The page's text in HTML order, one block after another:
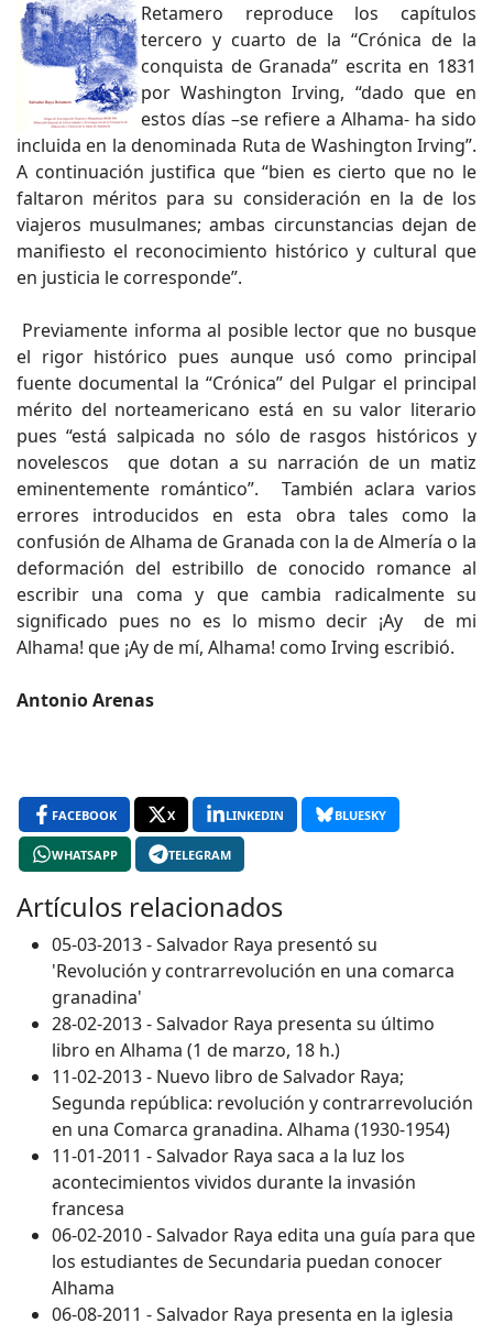
Retamero reproduce los capítulos
tercero y cuarto de la “Crónica de la
conquista de Granada” escrita en 1831
por Washington Irving, “dado que en
estos días –se refiere a Alhama- ha sido
incluida en la denominada Ruta de Washington Irving”.
A continuación justifica que “bien es cierto que no le
faltaron méritos para su consideración en la de los
viajeros musulmanes; ambas circunstancias dejan de
manifiesto el reconocimiento histórico y cultural que
en justicia le corresponde”.
Previamente informa al posible lector que no busque
el rigor histórico pues aunque usó como principal
fuente documental la “Crónica” del Pulgar el principal
mérito del norteamericano está en su valor literario
pues “está salpicada no sólo de rasgos históricos y
novelescos que dotan a su narración de un matiz
eminentemente romántico”. También aclara varios
errores introducidos en esta obra tales como la
confusión de Alhama de Granada con la de Almería o la
deformación del estribillo de conocido romance al
escribir una coma y que cambia radicalmente su
significado pues no es lo mismo decir ¡Ay de mi
Alhama! que ¡Ay de mí, Alhama! como Irving escribió.
Antonio Arenas
FACEBOOK X LINKEDIN BLUESKY
WHATSAPP TELEGRAM
Artículos relacionados
05-03-2013 - Salvador Raya presentó su
'Revolución y contrarrevolución en una comarca
granadina'
28-02-2013 - Salvador Raya presenta su último
libro en Alhama (1 de marzo, 18 h.)
11-02-2013 - Nuevo libro de Salvador Raya;
Segunda república: revolución y contrarrevolución
en una Comarca granadina. Alhama (1930-1954)
11-01-2011 - Salvador Raya saca a la luz los
acontecimientos vividos durante la invasión
francesa
06-02-2010 - Salvador Raya edita una guía para que
los estudiantes de Secundaria puedan conocer
Alhama
06-08-2011 - Salvador Raya presenta en la iglesia